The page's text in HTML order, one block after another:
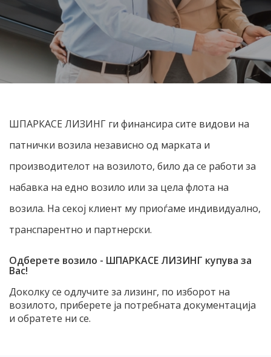
ШПАРКАСЕ ЛИЗИНГ ги финансира сите видови на
патнички возила независно од марката и
производителот на возилото, било да се работи за
набавка на едно возило или за цела флота на
возила. На секој клиент му приоѓаме индивидуално,
транспарентно и партнерски.
Одберете возило - ШПАРКАСЕ ЛИЗИНГ купува за
Вас!
Доколку се одлучите за лизинг, по изборот на
возилото, приберете ја потребната документација
и обратете ни се.